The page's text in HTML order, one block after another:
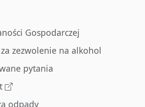
Gospodarczej
zezwolenie na alkohol
pytania
odpady